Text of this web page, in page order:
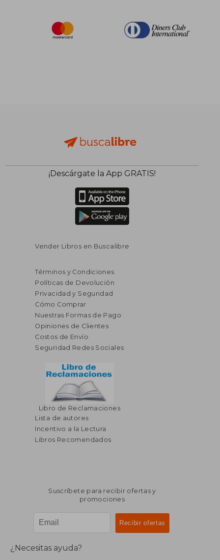
¡Descárgate la App GRATIS!
Vender Libros en Buscalibre
Términos y Condiciones
Políticas de Devolución
Privacidad y Seguridad
Cómo Comprar
Nuestras Formas de Pago
Opiniones de Clientes
Costos de Envío
Seguridad Redes Sociales
Libro de Reclamaciones
Lista de autores
Incentivo a la Lectura
Libros Recomendados
Suscríbete para recibir ofertas y
promociones
¿Necesitas ayuda?